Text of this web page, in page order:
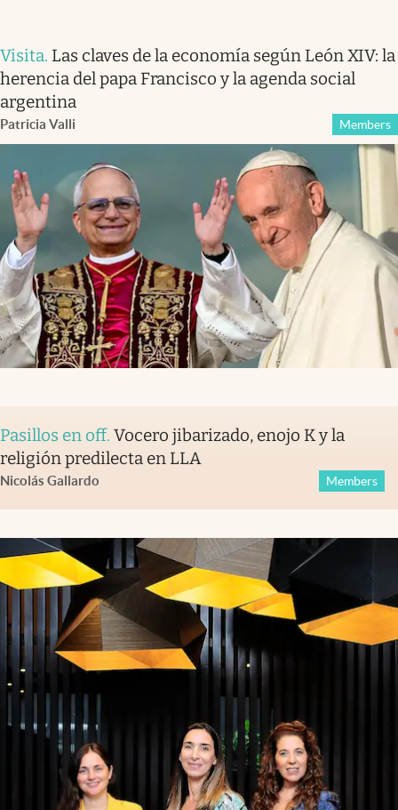
Visita. Las claves de la economía según León XIV: la
herencia del papa Francisco y la agenda social
argentina
Patricia Valli Members
Pasillos en off. Vocero jibarizado, enojo K y la
religión predilecta en LLA
Nicolás Gallardo Members